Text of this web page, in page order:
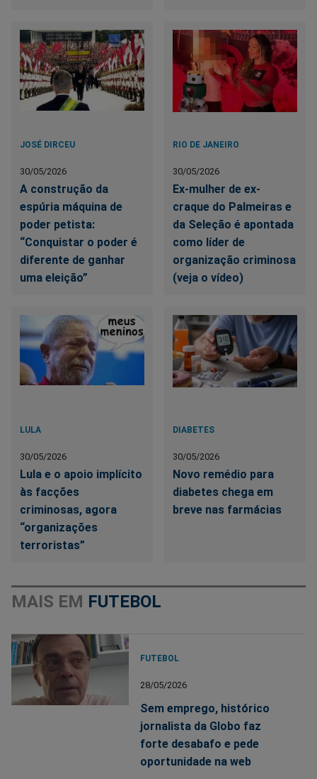
JOSÉ DIRCEU
30/05/2026
A construção da
espúria máquina de
poder petista:
“Conquistar o poder é
diferente de ganhar
uma eleição”
RIO DE JANEIRO
30/05/2026
Ex-mulher de ex-
craque do Palmeiras e
da Seleção é apontada
como líder de
organização criminosa
(veja o vídeo)
LULA
30/05/2026
Lula e o apoio implícito
às facções
criminosas, agora
“organizações
terroristas”
DIABETES
30/05/2026
Novo remédio para
diabetes chega em
breve nas farmácias
MAIS EM FUTEBOL
FUTEBOL
28/05/2026
Sem emprego, histórico
jornalista da Globo faz
forte desabafo e pede
oportunidade na web